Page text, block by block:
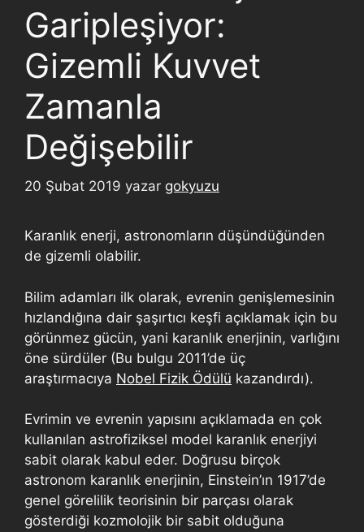
Garipleşiyor:
Gizemli Kuvvet
Zamanla
Değişebilir
20 Şubat 2019 yazar gokyuzu
Karanlık enerji, astronomların düşündüğünden
de gizemli olabilir.
Bilim adamları ilk olarak, evrenin genişlemesinin
hızlandığına dair şaşırtıcı keşfi açıklamak için bu
görünmez gücün, yani karanlık enerjinin, varlığını
öne sürdüler (Bu bulgu 2011’de üç
araştırmacıya Nobel Fizik Ödülü kazandırdı).
Evrimin ve evrenin yapısını açıklamada en çok
kullanılan astrofiziksel model karanlık enerjiyi
sabit olarak kabul eder. Doğrusu birçok
astronom karanlık enerjinin, Einstein’ın 1917’de
genel görelilik teorisinin bir parçası olarak
gösterdiği kozmolojik bir sabit olduğuna